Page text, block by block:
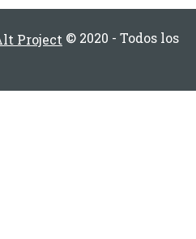
© 2020 - Todos los